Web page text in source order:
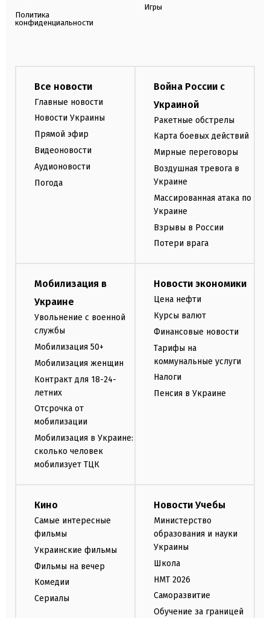
Политика
конфиденциальности
Игры
Все новости
Главные новости
Новости Украины
Прямой эфир
Видеоновости
Аудионовости
Погода
Война России с
Украиной
Ракетные обстрелы
Карта боевых действий
Мирные переговоры
Воздушная тревога в
Украине
Массированная атака по
Украине
Взрывы в России
Потери врага
Мобилизация в
Украине
Увольнение с военной
службы
Мобилизация 50+
Мобилизация женщин
Контракт для 18-24-
летних
Отсрочка от
мобилизации
Мобилизация в Украине:
сколько человек
мобилизует ТЦК
Новости экономики
Цена нефти
Курсы валют
Финансовые новости
Тарифы на
коммунальные услуги
Налоги
Пенсия в Украине
Кино
Самые интересные
фильмы
Украинские фильмы
Фильмы на вечер
Комедии
Сериалы
Новости Учебы
Министерство
образования и науки
Украины
Школа
НМТ 2026
Саморазвитие
Обучение за границей